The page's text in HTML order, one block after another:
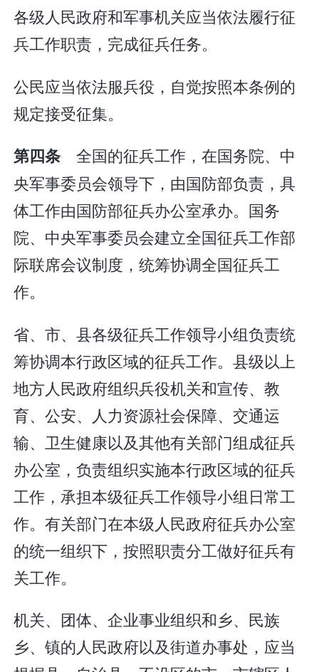
各级人民政府和军事机关应当依法履行征
兵工作职责，完成征兵任务。
公民应当依法服兵役，自觉按照本条例的
规定接受征集。
第四条 全国的征兵工作，在国务院、中
央军事委员会领导下，由国防部负责，具
体工作由国防部征兵办公室承办。国务
院、中央军事委员会建立全国征兵工作部
际联席会议制度，统筹协调全国征兵工
作。
省、市、县各级征兵工作领导小组负责统
筹协调本行政区域的征兵工作。县级以上
地方人民政府组织兵役机关和宣传、教
育、公安、人力资源社会保障、交通运
输、卫生健康以及其他有关部门组成征兵
办公室，负责组织实施本行政区域的征兵
工作，承担本级征兵工作领导小组日常工
作。有关部门在本级人民政府征兵办公室
的统一组织下，按照职责分工做好征兵有
关工作。
机关、团体、企业事业组织和乡、民族
乡、镇的人民政府以及街道办事处，应当